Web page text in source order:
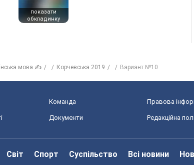
показати
обкладинку
мова ✍ Корчевська 2019 Вариант №10
Команда Правова
Документи Редакційна
Світ Спорт Суспільство Всі новини